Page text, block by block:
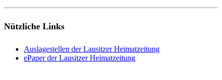
Nützliche Links
Auslagestellen der Lausitzer Heimatzeitung
ePaper der Lausitzer Heimatzeitung